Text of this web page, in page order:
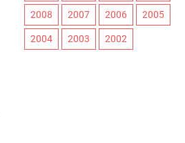
2008 2007 2006 2005
2004 2003 2002